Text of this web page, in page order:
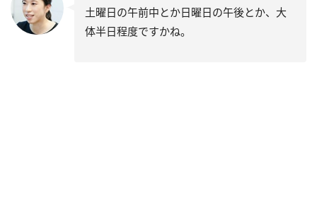
土曜日の午前中とか日曜日の午後とか、大
体半日程度ですかね。